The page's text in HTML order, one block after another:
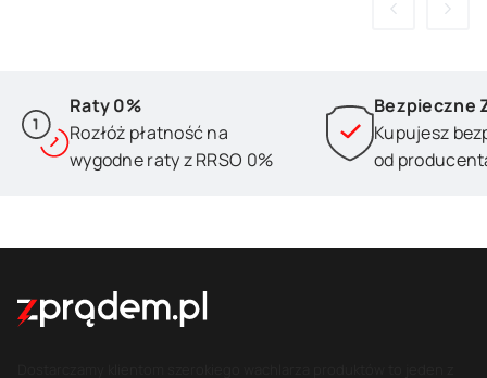
Raty 0%
Rozłóż płatność na
wygodne raty z RRSO 0%
Bezpieczne
Kupujesz
od